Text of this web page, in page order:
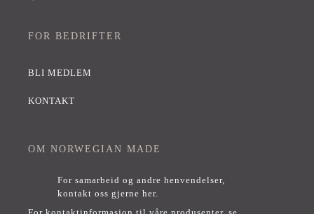
FOR BEDRIFTER
BLI MEDLEM
KONTAKT
OM NORWEGIAN MADE
For samarbeid og andre henvendelser,
kontakt oss gjerne her.